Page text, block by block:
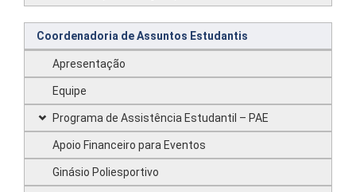
Coordenadoria de Assuntos Estudantis
Apresentação
Equipe
Programa de Assistência Estudantil – PAE
Apoio Financeiro para Eventos
Ginásio Poliesportivo